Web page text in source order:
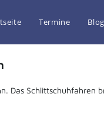
Termine Blog
Das Schlittschuhfahren